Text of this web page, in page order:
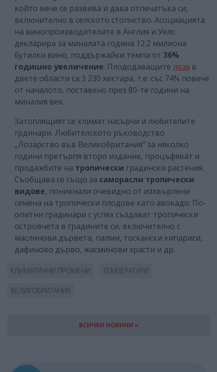
който вече се развива и дава отпечатъка си,
включително в селското стопнство. Асоциацията
на винопроизводителите в Англия и Уелс
декларира за миналата година 12.2 милиона
бутилки вино, поддържайки темпа от 36%
годишно увеличение. Плододаващите лозя в
двете области са 3 230 хектара, т.е. със 74% повече
от началото, поставено през 80-те години на
миналия век.
Затоплящият се климат насърчи и любителите
грдинари. Любителското ръководство
„Лозарство във Великобритания” за няколко
години претърпя второ издание, процъфяват и
продажбите на тропически градински растения.
Съобщава се също за саморасли тропически
видове, поникнали очевидно от изхвърлени
семена на тропически плодове като авокадо. По-
опитни градинари с успех създават тропически
островчета в градините си, включително с
маслинови дървета, палми, тоскански кипариси,
дафиново дърво, жасминови храсти и др.
КЛИМАТИЧНИ ПРОМЕНИ ТЕМПЕРАТУРИ
ВЕЛИКОБРИТАНИЯ
ВСИЧКИ НОВИНИ »